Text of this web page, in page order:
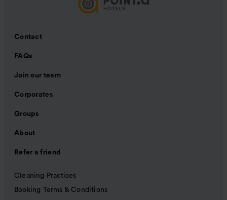
Contact
FAQs
Join our team
Corporates
Groups
About
Refer a friend
Cleaning Practices
Booking Terms & Conditions